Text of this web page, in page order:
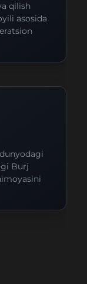
qilish
asosida
Burj